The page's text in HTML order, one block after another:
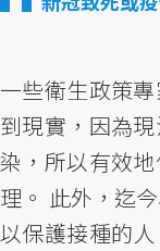
一些衛生政策
到現實，因為
染，所以有效
理。 此外，迄
以保護接種的